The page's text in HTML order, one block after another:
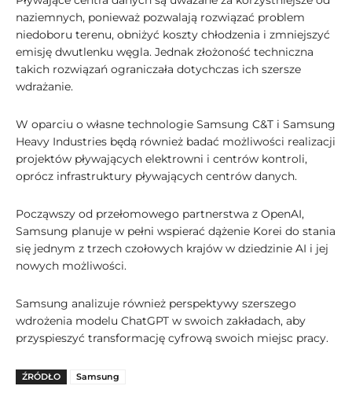
naziemnych, ponieważ pozwalają rozwiązać problem
niedoboru terenu, obniżyć koszty chłodzenia i zmniejszyć
emisję dwutlenku węgla. Jednak złożoność techniczna
takich rozwiązań ograniczała dotychczas ich szersze
wdrażanie.
W oparciu o własne technologie Samsung C&T i Samsung
Heavy Industries będą również badać możliwości realizacji
projektów pływających elektrowni i centrów kontroli,
oprócz infrastruktury pływających centrów danych.
Począwszy od przełomowego partnerstwa z OpenAI,
Samsung planuje w pełni wspierać dążenie Korei do stania
się jednym z trzech czołowych krajów w dziedzinie AI i jej
nowych możliwości.
Samsung analizuje również perspektywy szerszego
wdrożenia modelu ChatGPT w swoich zakładach, aby
przyspieszyć transformację cyfrową swoich miejsc pracy.
ŹRÓDŁO Samsung